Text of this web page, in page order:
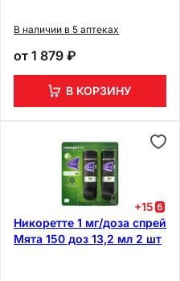
В наличии в 5 аптеках
от 1 879 ₽
В КОРЗИНУ
+15
Никоретте 1 мг/доза спрей
Мята 150 доз 13,2 мл 2 шт